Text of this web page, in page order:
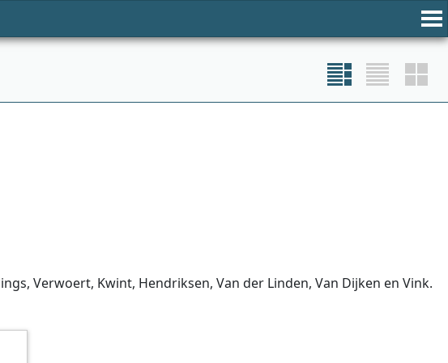
Verwoert, Kwint, Hendriksen, Van der Linden, Van Dijken en Vink.